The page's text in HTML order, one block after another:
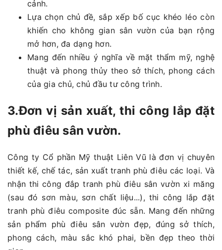
cảnh.
Lựa chọn chủ đề, sắp xếp bố cục khéo léo còn
khiến cho không gian sân vườn của bạn rộng
mở hơn, đa dạng hơn.
Mang đến nhiều ý nghĩa về mặt thẩm mỹ, nghệ
thuật và phong thủy theo sở thích, phong cách
của gia chủ, chủ đầu tư công trình.
3.Đơn vị sản xuất, thi công lắp đặt
phù điêu sân vườn.
Công ty Cổ phần Mỹ thuật Liên Vũ là đơn vị chuyên
thiết kế, chế tác, sản xuất tranh phù điêu các loại. Và
nhận thi công đắp tranh phù điêu sân vườn xi măng
(sau đó sơn màu, sơn chất liệu...), thi công lắp đặt
tranh phù điêu composite đúc sẵn. Mang đến những
sản phẩm phù điêu sân vườn đẹp, đúng sở thích,
phong cách, màu sắc khó phai, bền đẹp theo thời